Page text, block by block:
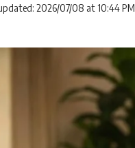
2026/07/08 at 10:44 PM